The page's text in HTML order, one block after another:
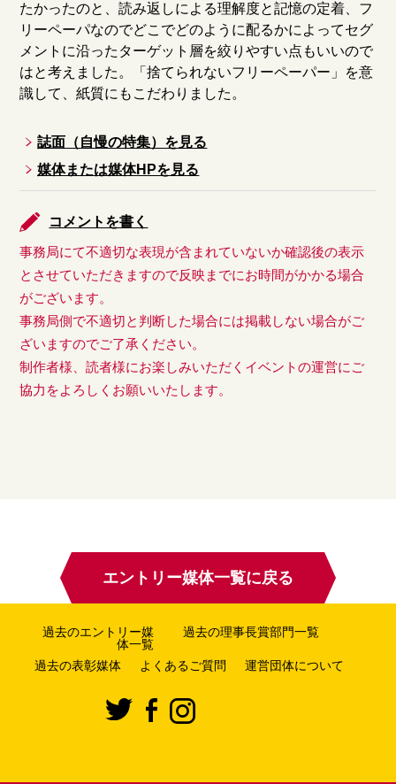
たかったのと、読み返しによる理解度と記憶の定着、フ
リーペーパなのでどこでどのように配るかによってセグ
メントに沿ったターゲット層を絞りやすい点もいいので
はと考えました。「捨てられないフリーペーパー」を意
識して、紙質にもこだわりました。
誌面（自慢の特集）を見る
媒体または媒体HPを見る
コメントを書く
事務局にて不適切な表現が含まれていないか確認後の表示
とさせていただきますので反映までにお時間がかかる場合
がございます。
事務局側で不適切と判断した場合には掲載しない場合がご
ざいますのでご了承ください。
制作者様、読者様にお楽しみいただくイベントの運営にご
協力をよろしくお願いいたします。
エントリー媒体一覧に戻る
過去のエントリー媒
体一覧
過去の理事長賞部門一覧
過去の表彰媒体 よくあるご質問 運営団体について